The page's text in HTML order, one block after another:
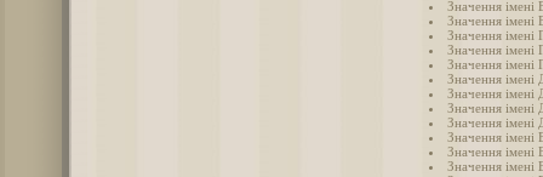
Значення імені
Значення імені
Значення імені
Значення імені
Значення імені
Значення імені
Значення імені
Значення імені
Значення імені
Значення імені
Значення імені
Значення імені